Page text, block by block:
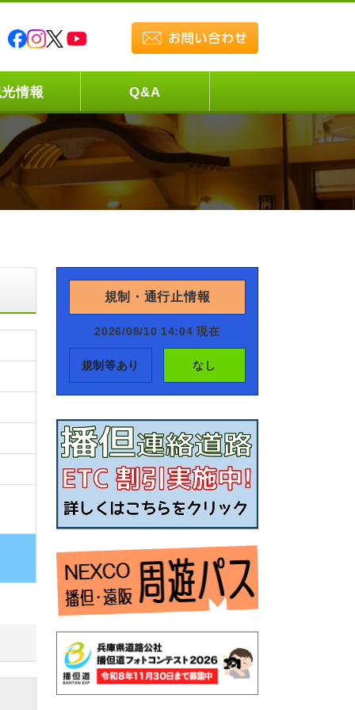
情報 Q&A
規制・通行止情報
2026/08/10 14:04 現在
規制等あり なし